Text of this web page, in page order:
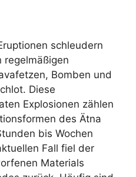
schleudern
regelmäßigen
Bomben und
Diese
Explosionen zählen
des Ätna
bis Wochen
Fall fiel der
Materials